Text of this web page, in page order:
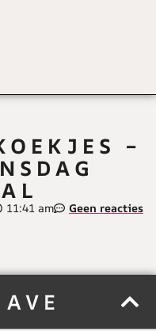
–
11:41 am Geen reacties